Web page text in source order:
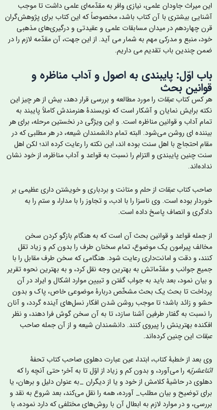
میراث جاودان علمی، نیازی وافر به مقدّمه‌ای علمی داشت تا موجب
بیشتری با آن کتاب باشد، مخصوصاً که این کتاب برای پژوهش‌گران
چهاردهم در میدان مسابقات علمی و عقیدتی و درگیری‌های مذهبی
منبع و مدرکی مهم به شمار می آید. از این جهت، آن مقدّمه لازم را در
چندین باب تقدیم می داریم.
اوّل: پایبندی به اصول و آداب مناظره و
بحث
کس کتابعبقاترا مورد مطالعه و بررسی قرار دهد، بیش از هر چیز این
برایش نمایان و آشکار است که نویسندۀ هنرمندش کاملاً پایبند به
آداب و قوانین مناظره است. و این ویژگی در نخستین مرحله، برای هر
ای روشن می‌شود. البته تمام دانشمندان شیعه، در هر مطلبی که در
احتجاج با اهل سنت بوده اند، این نکته را رعایت کرده اند؛ لکن اهل
چنین پایبندی و التزام را نسبت به قواعد و آداب مناظره، از خود نشان
کتابعبقاتاز حلم و متانت و بردباری و خویشتن داری عظیمی بر
بوده است. وی ناسزا را با ادب، و تجاوز را با مدارا، و ستم را به
و انصاف پاسخ داده است.
جمله قواعد و قوانین بحث آن است که به هنگام بازگو کردن سخن
پیرامون یک موضوع، تمام سخنان طرف را بدون کم و زیاد تقل
و دقت و امانت‌داری رعایت شود. هنگامی که سخن طرف مقابل را با
جوانب و مقدّماتش به بهترین وجه نقل کرد، و به بهترین نحوه تقریر
بیان نمود، بعد باید به جواب گفتن و تبیین موارد اشکال و ایراد در آن
تا بحث یک بحث مشخّص دربارۀ موضوعی خاص، پاک و بدون
و زائد باشد؛ تا موجب روشن شدن افکار نسل‌های آینده گردد، و آنان
نسبت به گفتار طرفین آشنا سازد، تا به آن سخن گوش فرا دهند، و نظر
بهترینش را پیروی کنند. دانشمندان شیعه و از آن جمله صاحب
این چنین کرده‌اند.
بعد از خطبۀ کتاب، ابتدا، عین عبارت دهلوی صاحب کتاب تحفۀ
را می‌آورد، و بدون کم و زیاد از اوّل تا به آخر؛ حتی آنچه را که
در حاشیۀ کلامش از خود و یا از دیگران _به عنوان دلیل و برهان، یا
توضیح و بیان مطلب_ آورده، همه را نقل می‌کند، بعد شروع به نقد و
و در موارد لازم به ابطال آن با روش‌های مختلفی که دارد نموده، با